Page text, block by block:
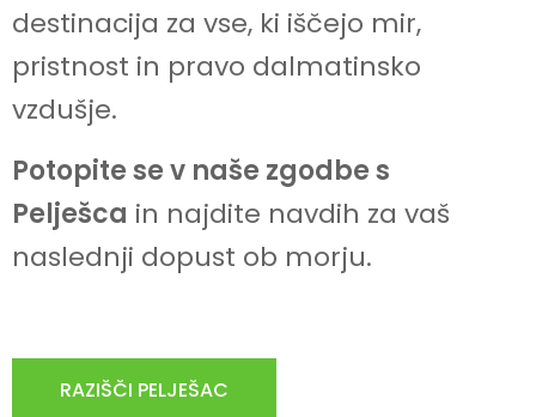
destinacija za vse, ki iščejo mir,
pristnost in pravo dalmatinsko
vzdušje.
Potopite se v naše zgodbe s
Pelješca in najdite navdih za vaš
naslednji dopust ob morju.
RAZIŠČI PELJEŠAC